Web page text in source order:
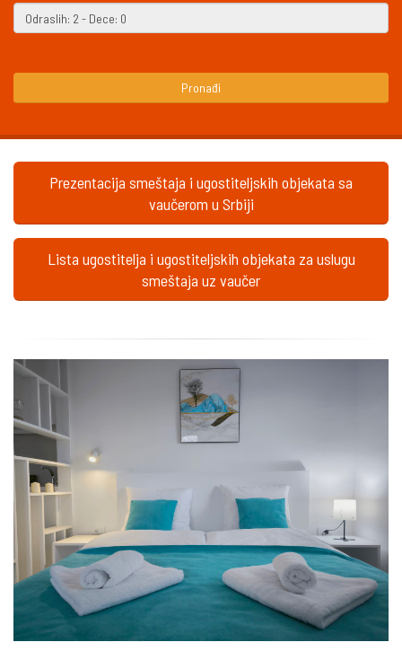
Pronađi
Prezentacija smeštaja i ugostiteljskih objekata sa
vaučerom u Srbiji
Lista ugostitelja i ugostiteljskih objekata za uslugu
smeštaja uz vaučer